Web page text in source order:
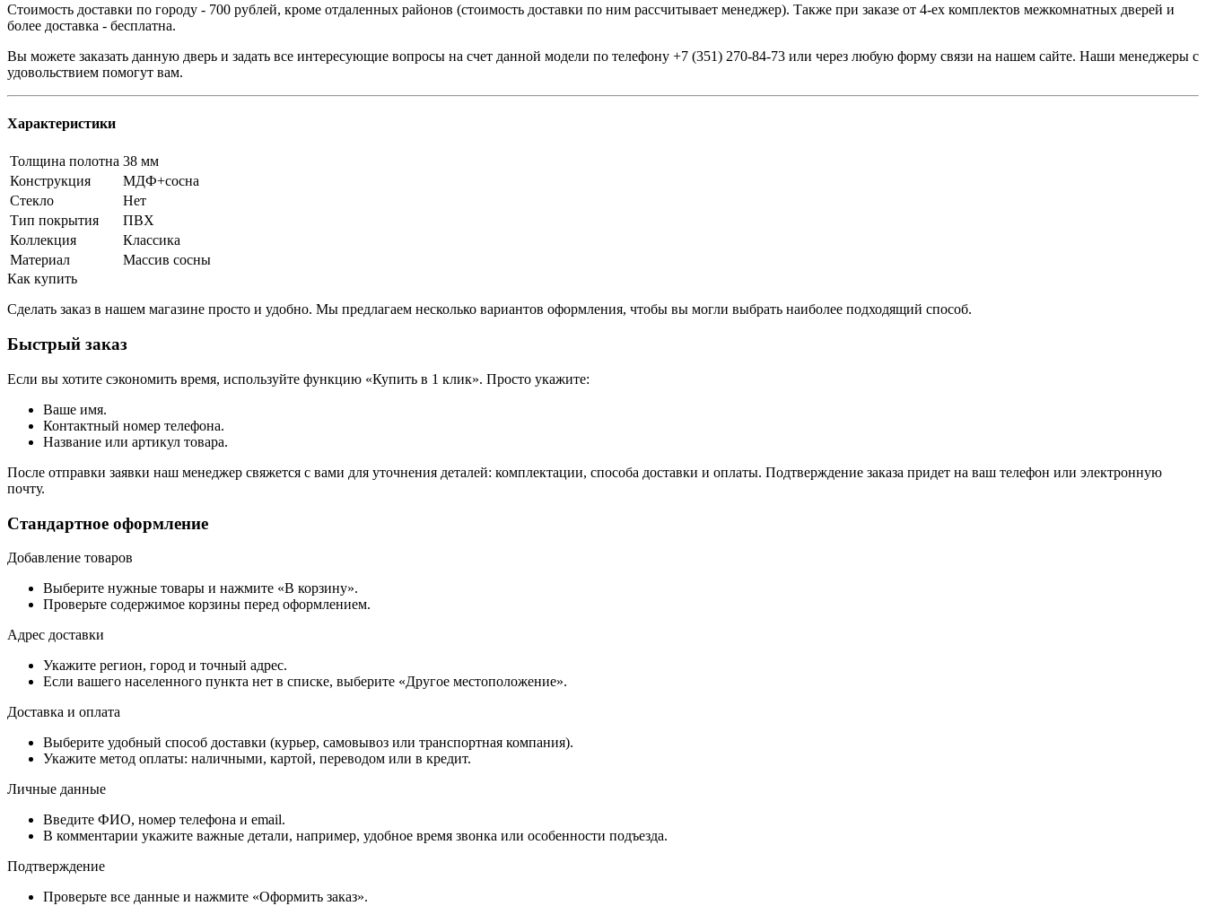
Стоимость доставки по городу - 700 рублей, кроме отдаленных районов (стоимость доставки по ним рассчитывает менеджер). Также при заказе от 4-ех комплектов межкомнатных дверей и
более доставка - бесплатна.
Вы можете заказать данную дверь и задать все интересующие вопросы на счет данной модели по телефону +7 (351) 270-84-73 или через любую форму связи на нашем сайте. Наши менеджеры с
удовольствием помогут вам.
Характеристики
Толщина полотна 38 мм
Конструкция
МДФ+сосна
Стекло
Нет
Тип покрытия
ПВХ
Коллекция
Классика
Материал
Массив сосны
Как купить
Сделать заказ в нашем магазине просто и удобно. Мы предлагаем несколько вариантов оформления, чтобы вы могли выбрать наиболее подходящий способ.
Быстрый заказ
Если вы хотите сэкономить время, используйте функцию «Купить в 1 клик». Просто укажите:
Ваше имя.
Контактный номер телефона.
Название или артикул товара.
После отправки заявки наш менеджер свяжется с вами для уточнения деталей: комплектации, способа доставки и оплаты. Подтверждение заказа придет на ваш телефон или электронную
почту.
Стандартное оформление
Добавление товаров
Выберите нужные товары и нажмите «В корзину».
Проверьте содержимое корзины перед оформлением.
Адрес доставки
Укажите регион, город и точный адрес.
Если вашего населенного пункта нет в списке, выберите «Другое местоположение».
Доставка и оплата
Выберите удобный способ доставки (курьер, самовывоз или транспортная компания).
Укажите метод оплаты: наличными, картой, переводом или в кредит.
Личные данные
Введите ФИО, номер телефона и email.
В комментарии укажите важные детали, например, удобное время звонка или особенности подъезда.
Подтверждение
Проверьте все данные и нажмите «Оформить заказ».